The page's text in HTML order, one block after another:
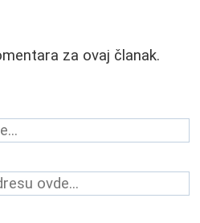
za ovaj članak.